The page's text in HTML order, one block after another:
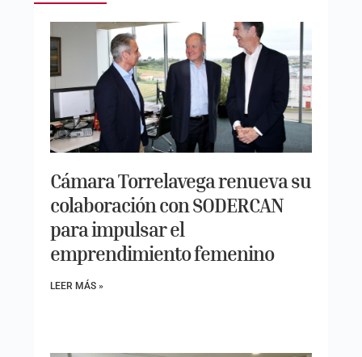
Cámara Torrelavega renueva su
colaboración con SODERCAN
para impulsar el
emprendimiento femenino
LEER MÁS »